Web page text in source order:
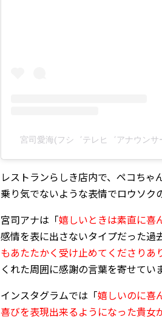
宮司愛海(フシ゛テレヒ゛アナウン
レストランらしき店内で、ペコち
乗り気でないような表情でロウソク
宮司アナは「嬉しいときは素直に喜
感情を表に出さないタイプだった過
もあたたかく受け止めてくださりあ
くれた周囲に感謝の言葉を寄せてい
インスタグラムでは「嬉しいのに喜
喜びを表現出来るようになった貴女